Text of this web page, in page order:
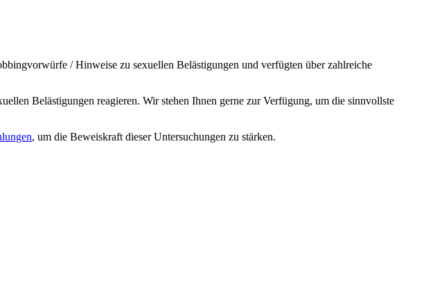
/ Hinweise zu sexuellen Belästigungen und verfügten über zahlreiche
Belästigungen reagieren. Wir stehen Ihnen gerne zur Verfügung, um die sinnvollste
, um die Beweiskraft dieser Untersuchungen zu stärken.